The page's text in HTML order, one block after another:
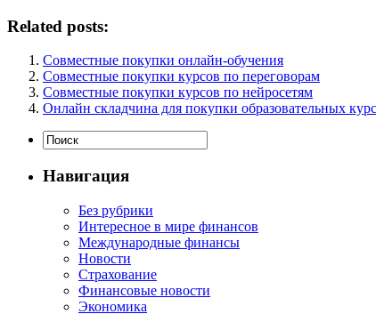
Related posts:
Совместные покупки онлайн-обучения
Совместные покупки курсов по переговорам
Совместные покупки курсов по нейросетям
Онлайн складчина для покупки образовательных
Навигация
Без рубрики
Интересное в мире финансов
Международные финансы
Новости
Страхование
Финансовые новости
Экономика